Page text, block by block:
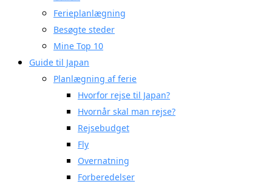
Ferieplanlægning
Besøgte steder
Mine Top 10
Guide til Japan
Planlægning af ferie
Hvorfor rejse til Japan?
Hvornår skal man rejse?
Rejsebudget
Fly
Overnatning
Forberedelser